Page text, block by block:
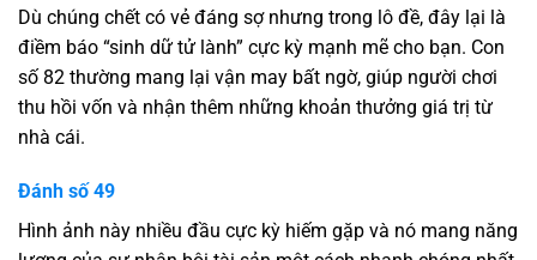
Dù chúng chết có vẻ đáng sợ nhưng trong lô đề, đây lại là
điềm báo “sinh dữ tử lành” cực kỳ mạnh mẽ cho bạn. Con
số 82 thường mang lại vận may bất ngờ, giúp người chơi
thu hồi vốn và nhận thêm những khoản thưởng giá trị từ
nhà cái.
Đánh số 49
Hình ảnh này nhiều đầu cực kỳ hiếm gặp và nó mang năng